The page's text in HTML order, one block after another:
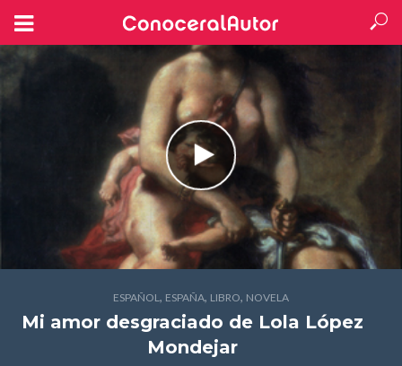
ESPAÑOL, ESPAÑA, LIBRO, NOVELA
Mi amor desgraciado de Lola López
Mondejar